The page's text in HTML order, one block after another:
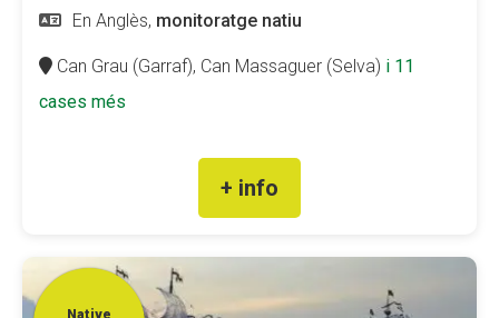
En Anglès, monitoratge natiu
Can Grau (Garraf), Can Massaguer (Selva) i 11
cases més
+ info
Native